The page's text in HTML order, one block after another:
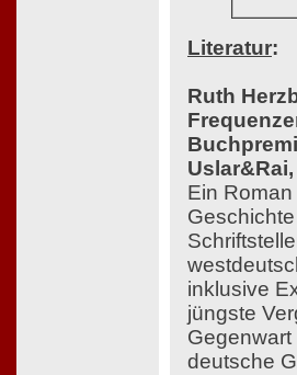
Literatur:
Ruth
Ein
inklusive
jüngste
deutsche